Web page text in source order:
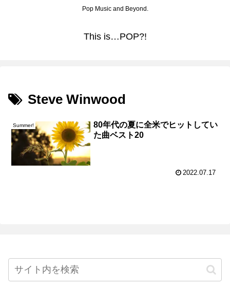
Pop Music and Beyond.
This is…POP?!
Steve Winwood
Summer!
80年代の夏に全米でヒットしてい
た曲ベスト20
2022.07.17